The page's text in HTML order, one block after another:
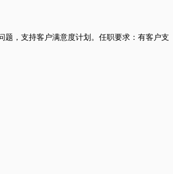
，支持客户满意度计划。任职要求：有客户支